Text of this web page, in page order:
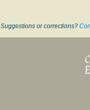
Suggestions or corrections?